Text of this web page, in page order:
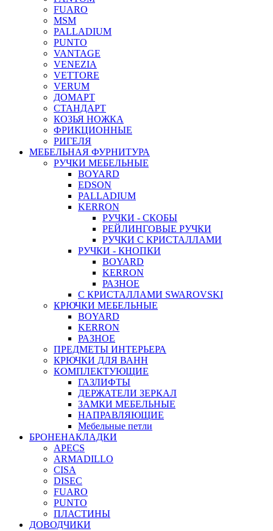
FUARO
MSM
PALLADIUM
PUNTO
VANTAGE
VENEZIA
VETTORE
VERUM
ДОМАРТ
СТАНДАРТ
КОЗЬЯ НОЖКА
ФРИКЦИОННЫЕ
РИГЕЛЯ
МЕБЕЛЬНАЯ ФУРНИТУРА
РУЧКИ МЕБЕЛЬНЫЕ
BOYARD
EDSON
PALLADIUM
KERRON
РУЧКИ - СКОБЫ
РЕЙЛИНГОВЫЕ РУЧКИ
РУЧКИ С КРИСТАЛЛАМИ
РУЧКИ - КНОПКИ
BOYARD
KERRON
РАЗНОЕ
С КРИСТАЛЛАМИ SWAROVSKI
КРЮЧКИ МЕБЕЛЬНЫЕ
BOYARD
KERRON
РАЗНОЕ
ПРЕДМЕТЫ ИНТЕРЬЕРА
КРЮЧКИ ДЛЯ ВАНН
КОМПЛЕКТУЮЩИЕ
ГАЗЛИФТЫ
ДЕРЖАТЕЛИ ЗЕРКАЛ
ЗАМКИ МЕБЕЛЬНЫЕ
НАПРАВЛЯЮЩИЕ
Мебельные петли
БРОНЕНАКЛАДКИ
APECS
ARMADILLO
CISA
DISEC
FUARO
PUNTO
ПЛАСТИНЫ
ДОВОДЧИКИ